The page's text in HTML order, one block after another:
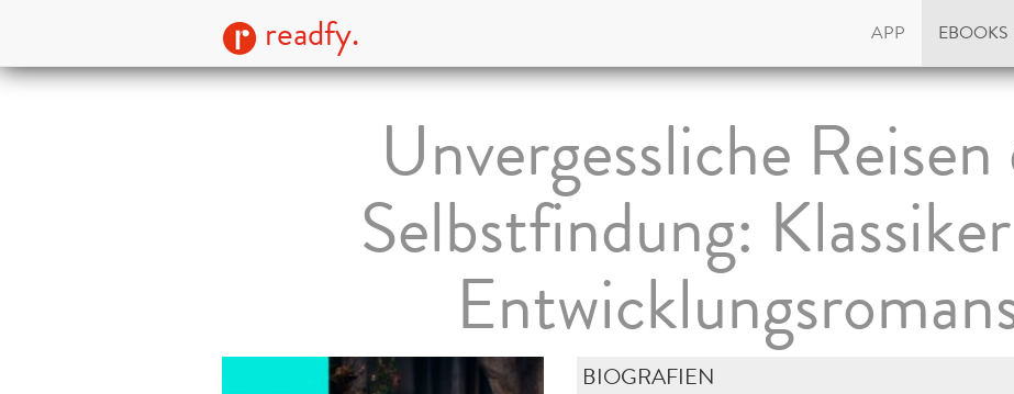
readfy. APP EBOOKS
Unvergessliche
Selbstfindung:
BIOGRAFIEN